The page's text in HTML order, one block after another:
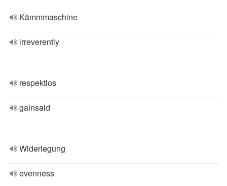
Kämmmaschine
irreverently
respektlos
gainsaid
Widerlegung
evenness